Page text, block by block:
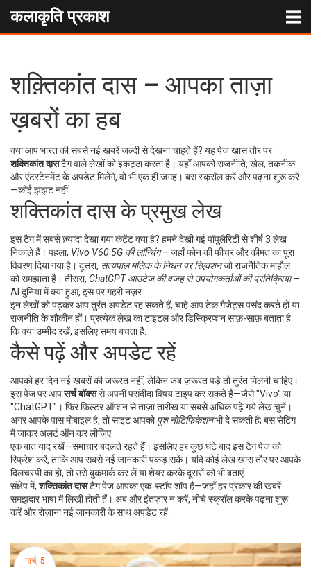
कलाकृति प्रकाश
शक़्तिकांत दास – आपका ताज़ा
ख़बरों का हब
क्या आप भारत की सबसे नई खबरें जल्दी से देखना चाहते हैं? यह पेज खास तौर पर
शक्तिकांत दासटैग वाले लेखों को इकट्ठा करता है। यहाँ आपको राजनीति, खेल, तकनीक
और एंटरटेनमेंट के अपडेट मिलेंगे, वो भी एक ही जगह। बस स्क्रॉल करें और पढ़ना शुरू करें
—कोई झंझट नहीं.
शक्तिकांत दास के प्रमुख लेख
इस टैग में सबसे ज़्यादा देखा गया कंटेंट क्या है? हमने देखी गई पॉपुलैरिटी से शीर्ष 3 लेख
निकाले हैं। पहला, Vivo V60 5G की लॉन्चिंग– जहाँ फोन की फीचर और कीमत का पूरा
विवरण दिया गया है। दूसरा, सत्यपाल मलिक के निधन पर रिएक्शनजो राजनैतिक माहौल
को समझाता है। तीसरा, ChatGPT आउटेज की वजह से उपयोगकर्ताओं की प्रतिक्रिया–
AI दुनिया में क्या हुआ, इस पर गहरी नज़र.
इन लेखों को पढ़कर आप तुरंत अपडेट रह सकते हैं, चाहे आप टेक गैजेट्स पसंद करते हों या
राजनीति के शौकीन हों। प्रत्येक लेख का टाइटल और डिस्क्रिप्शन साफ़-साफ़ बताता है
कि क्या उम्मीद रखें, इसलिए समय बचता है.
कैसे पढ़ें और अपडेट रहें
आपको हर दिन नई खबरों की जरूरत नहीं, लेकिन जब ज़रूरत पड़े तो तुरंत मिलनी चाहिए।
इस पेज पर आपसर्च बॉक्ससे अपनी पसंदीदा विषय टाइप कर सकते हैं—जैसे "Vivo" या
"ChatGPT"। फिर फ़िल्टर ऑप्शन से ताज़ा तारीख या सबसे अधिक पढ़े गये लेख चुनें।
अगर आपके पास मोबाइल है, तो साइट आपकोपुश नोटिफिकेशनभी दे सकती है; बस सेटिंग
में जाकर अलर्ट ऑन कर लीजिए.
एक बात याद रखें—समाचार बदलते रहते हैं। इसलिए हर कुछ घंटे बाद इस टैग पेज को
रिफ्रेश करें, ताकि आप सबसे नई जानकारी पकड़ सकें। यदि कोई लेख खास तौर पर आपके
दिलचस्पी का हो, तो उसे बुकमार्क कर लें या शेयर करके दूसरों को भी बताएं.
संक्षेप में,शक्तिकांत दासटैग पेज आपका एक‑स्टॉप शॉप है—जहाँ हर प्रकार की खबरें
समझदार भाषा में लिखी होती हैं। अब और इंतज़ार न करें, नीचे स्क्रॉल करके पढ़ना शुरू
करें और रोज़ाना नई जानकारी के साथ अपडेट रहें.
मार्च, 5